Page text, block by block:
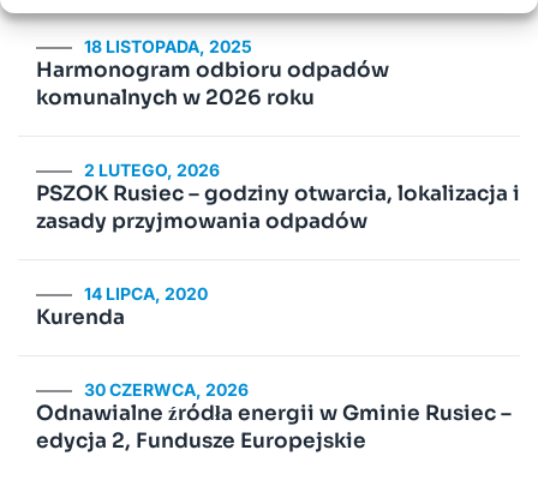
18 LISTOPADA, 2025
Harmonogram odbioru odpadów
komunalnych w 2026 roku
2 LUTEGO, 2026
PSZOK Rusiec – godziny otwarcia, lokalizacja i
zasady przyjmowania odpadów
14 LIPCA, 2020
Kurenda
30 CZERWCA, 2026
Odnawialne źródła energii w Gminie Rusiec –
edycja 2, Fundusze Europejskie